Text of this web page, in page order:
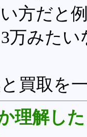
方だと
万みた
買取を
理解した